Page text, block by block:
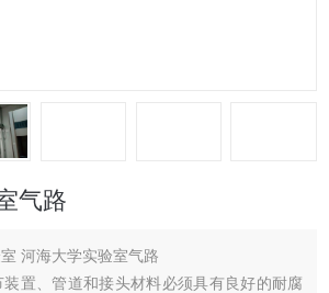
气路
河海大学实验室气路
置、管道和接头材料必须具有良好的耐腐